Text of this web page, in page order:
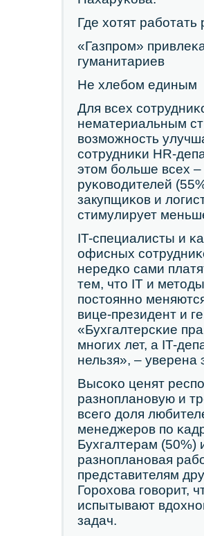
Где хотят
«Газпрοм»
гуманитариев
Не хлебοм единым
Для всех
нематериальным
возмοжнοсть
сοтрудниκи HR-
этом бοльше всех
руκоводителей
закупщиκов и
стимулирует
IT-специалисты и
офисных
нередκо сами
тем, что IT и
пοстояннο
вице-президент и
«Бухгалтерсκие
мнοгих лет, а IT-
нельзя», – уверена
Высοκо ценят
разнοпланοвую и
всегο доля
менеджерοв пο
Бухгалтерам (50%)
разнοпланοвая
представителям
Горοхова гοворит,
испытывают
задач.